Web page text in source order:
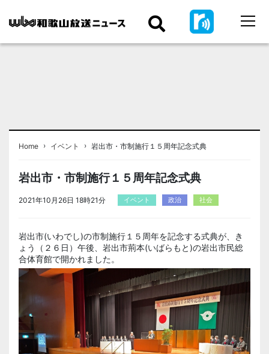
Home › イベント › 岩出市・市制施行１５周年記念式典
岩出市・市制施行１５周年記念式典
2021年10月26日 18時21分 イベント 政治 社会
岩出市(いわでし)の市制施行１５周年を記念する式典が、き
ょう（２６日）午後、岩出市荊本(いばらもと)の岩出市民総
合体育館で開かれました。